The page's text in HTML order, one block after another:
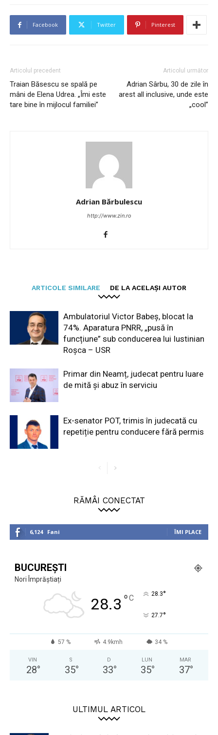
Facebook Twitter Pinterest
Articolul precedent
Traian Băsescu se spală pe
mâni de Elena Udrea. „Îmi este
tare bine în mijlocul familiei”
Articolul următor
Adrian Sârbu, 30 de zile în
arest all inclusive, unde este
„cool”
Adrian Bărbulescu
http://www.zin.ro
ARTICOLE SIMILARE DE LA ACELAȘI AUTOR
Ambulatoriul Victor Babeș, blocat la
74%. Aparatura PNRR, „pusă în
funcțiune” sub conducerea lui Iustinian
Roșca – USR
Primar din Neamț, judecat pentru luare
de mită și abuz în serviciu
Ex-senator POT, trimis în judecată cu
repetiție pentru conducere fără permis
RĂMÂI CONECTAT
6,124 Fani ÎMI PLACE
BUCUREȘTI
Nori Împrăștiați
28.3 °C 28.3°
27.7°
57 % 4.9kmh 34 %
VIN
28°
S
35°
D
33°
LUN
35°
MAR
37°
ULTIMUL ARTICOL